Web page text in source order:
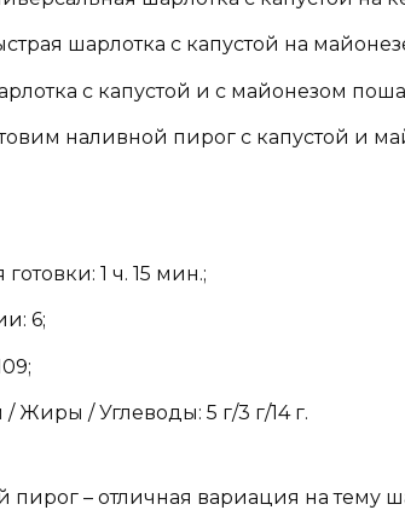
шарлотка с капустой на
с капустой и с майонезом
наливной пирог с капустой и
1 ч. 15 мин.;
6;
Жиры / Углеводы: 5 г/3 г/14 г.
пирог – отличная вариация на тему